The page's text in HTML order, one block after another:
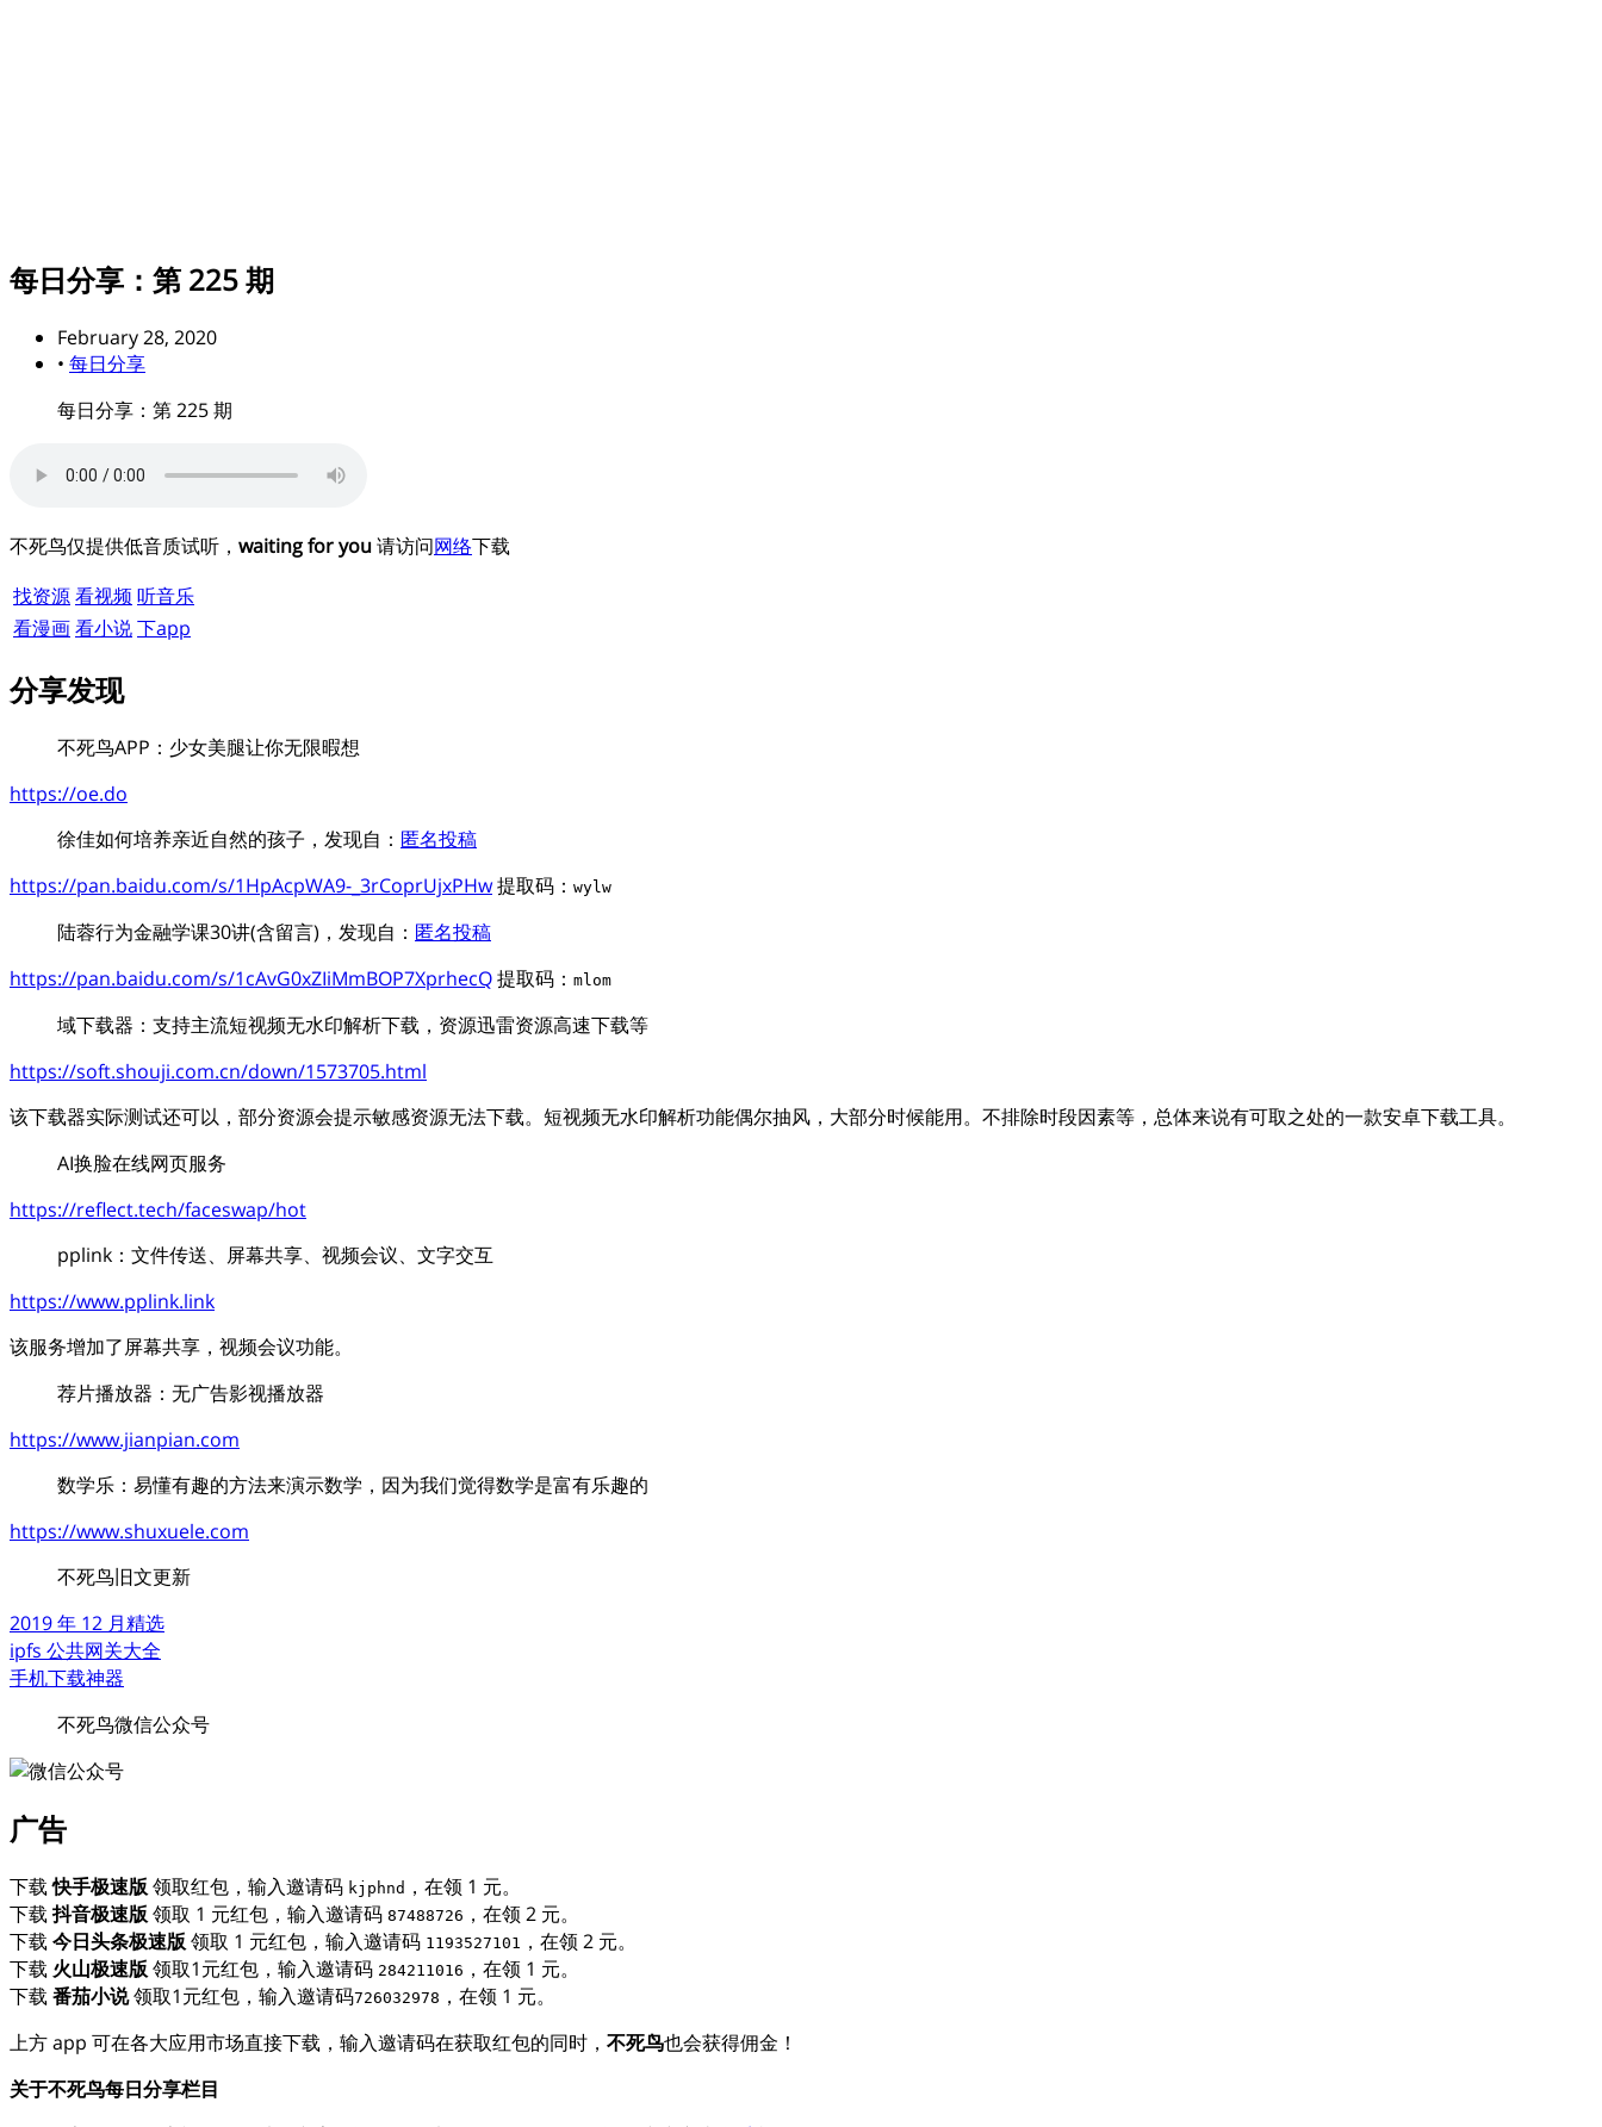
每日分享：第 225 期
February 28, 2020
• 每日分享
每日分享：第 225 期
不死鸟仅提供低音质试听， waiting for you请访问网络下载
找资源看视频 听音乐
看漫画看小说下app
分享发现
不死鸟APP：少女美腿让你无限暇想
https://oe.do
徐佳如何培养亲近自然的孩子，发现自： 匿名投稿
https://pan.baidu.com/s/1HpAcpWA9-_3rCoprUjxPHw提取码： wylw
陆蓉行为金融学课30讲(含留言)，发现自： 匿名投稿
https://pan.baidu.com/s/1cAvG0xZIiMmBOP7XprhecQ提取码： mlom
域下载器：支持主流短视频无水印解析下载，资源迅雷资源高速下载等
https://soft.shouji.com.cn/down/1573705.html
该下载器实际测试还可以，部分资源会提示敏感资源无法下载。短视频无水印解析功能偶尔抽风，大部分时候能用。不排除时段因素等，总体来说有可取之处的一款安卓下载工具。
AI换脸在线网页服务
https://reflect.tech/faceswap/hot
pplink：文件传送、屏幕共享、视频会议、文字交互
https://www.pplink.link
该服务增加了屏幕共享，视频会议功能。
荐片播放器：无广告影视播放器
https://www.jianpian.com
数学乐：易懂有趣的方法来演示数学，因为我们觉得数学是富有乐趣的
https://www.shuxuele.com
不死鸟旧文更新
2019 年 12 月精选
ipfs 公共网关大全
手机下载神器
不死鸟微信公众号
广告
下载快手极速版 领取红包，输入邀请码 kjphnd ，在领 1 元。
下载抖音极速版 领取 1 元红包，输入邀请码 87488726 ，在领 2 元。
下载今日头条极速版 领取 1 元红包，输入邀请码 1193527101
，在领 2 元。
下载 火山极速版 领取1元红包，输入邀请码 284211016 ，在领 1 元。
下载番茄小说领取1元红包，输入邀请码726032978 ，在领 1 元。
上方 app 可在各大应用市场直接下载，输入邀请码在获取红包的同时， 不死鸟也会获得佣金！
关于不死鸟每日分享栏目